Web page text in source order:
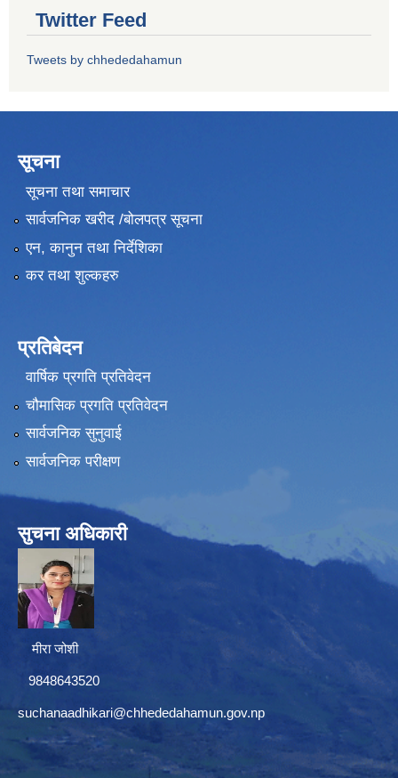
Twitter Feed
Tweets by chhededahamun
सूचना
सूचना तथा समाचार
सार्वजनिक खरीद /बोलपत्र सूचना
एन, कानुन तथा निर्देशिका
कर तथा शुल्कहरु
प्रतिबेदन
वार्षिक प्रगति प्रतिवेदन
चौमासिक प्रगति प्रतिवेदन
सार्वजनिक सुनुवाई
सार्वजनिक परीक्षण
सुचना अधिकारी
मीरा जोशी
9848643520
suchanaadhikari@chhededahamun.gov.np